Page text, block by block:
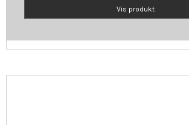
Vis produkt